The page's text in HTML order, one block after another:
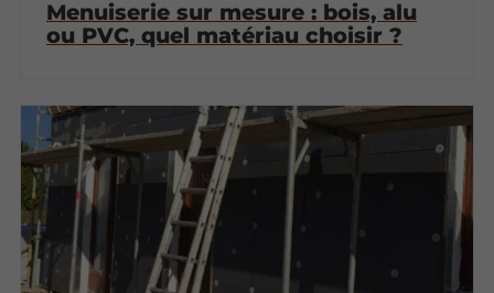
Menuiserie sur mesure : bois, alu
ou PVC, quel matériau choisir ?